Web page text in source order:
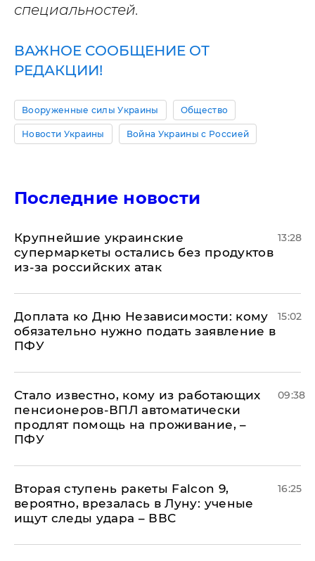
специальностей.
ВАЖНОЕ СООБЩЕНИЕ ОТ
РЕДАКЦИИ!
Вооруженные силы Украины Общество
Новости Украины Война Украины с Россией
Последние новости
Крупнейшие украинские
супермаркеты остались без продуктов
из-за российских атак
13:28
Доплата ко Дню Независимости: кому
обязательно нужно подать заявление в
ПФУ
15:02
Стало известно, кому из работающих
пенсионеров-ВПЛ автоматически
продлят помощь на проживание, –
ПФУ
09:38
Вторая ступень ракеты Falcon 9,
вероятно, врезалась в Луну: ученые
ищут следы удара – ВВС
16:25